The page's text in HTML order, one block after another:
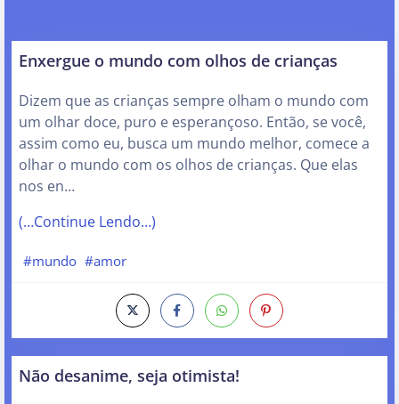
Enxergue o mundo com olhos de crianças
Dizem que as crianças sempre olham o mundo com
um olhar doce, puro e esperançoso. Então, se você,
assim como eu, busca um mundo melhor, comece a
olhar o mundo com os olhos de crianças. Que elas
nos en…
(…Continue Lendo…)
#mundo #amor
Não desanime, seja otimista!